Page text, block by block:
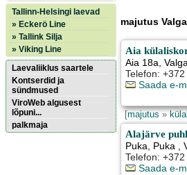
Tallinn-Helsingi laevad
» Eckerö Line
» Tallink Silja
» Viking Line
Laevaliiklus saartele
Kontserdid ja
sündmused
ViroWeb algusest
lõpuni...
palkmaja
majutus
Aia
Aia 18a,
Telefon:
Saada e-
[majutus»
Alajärve
Puka, Puka ,
Telefon:
Saada e-